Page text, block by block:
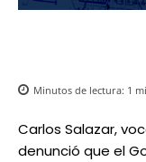
Minutos de lectura: 1
Carlos Salazar,
denunció que el